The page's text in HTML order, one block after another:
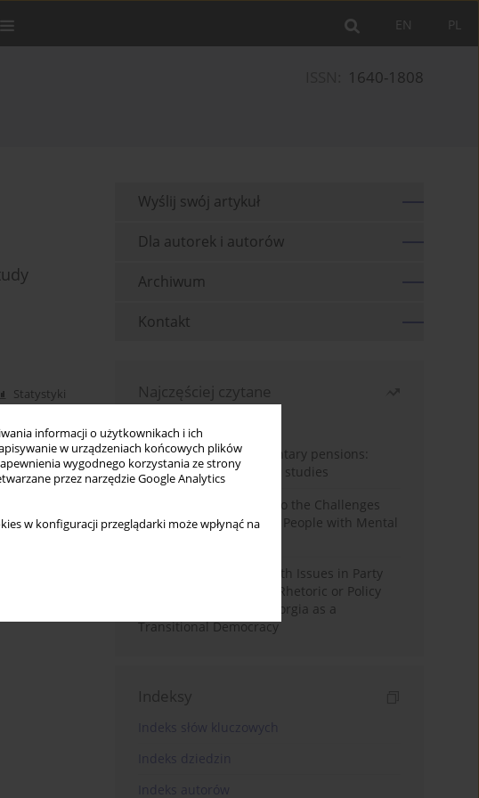
informacji o użytkownikach i ich
w urządzeniach końcowych plików
wygodnego korzystania ze strony
przez narzędzie Google Analytics
w konfiguracji przeglądarki może wpłynąć na
PL
EN
1640-1808
Statystyki
Wyślij swój artykuł
Dla autorek i autorów
Archiwum
Kontakt
Najczęściej czytane
Auto-enrolment in voluntary pensions:
Comparative OECD case studies
Bibliometric Insights into the Challenges
and Needs of Homeless People with Mental
The Politicisation of Youth Issues in Party
Programmes: Symbolic Rhetoric or Policy
Priority? The Case of Georgia as a
Transitional Democracy
Indeksy
Indeks słów kluczowych
Indeks dziedzin
Indeks autorów